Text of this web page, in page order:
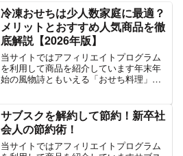
冷凍おせちは少人数家庭に最適？
メリットとおすすめ人気商品を徹
底解説【2026年版】
当サイトではアフィリエイトプログラム
を利用して商品を紹介しています年末年
始の風物詩ともいえる「おせち料理」。
数世帯が増加し、おせちに対するニーズ
も変わりつつあります。「...
サブスクを解約して節約！新卒社
会人の節約術！
当サイトではアフィリエイトプログラム